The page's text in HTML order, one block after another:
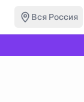
Вся Россия